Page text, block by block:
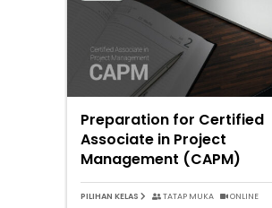
Preparation for Certified
Associate in Project
Management (CAPM)
PILIHAN KELAS TATAP MUKA ONLINE